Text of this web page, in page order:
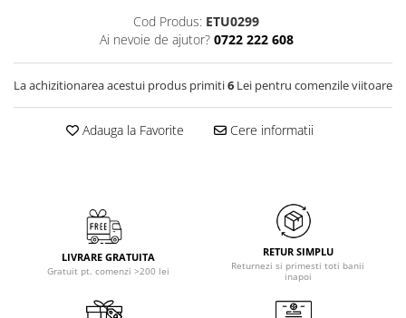
Cod Produs: ETU0299
Ai nevoie de ajutor? 0722 222 608
La achizitionarea acestui produs primiti6 Lei pentru comenzile viitoare
Adauga la Favorite Cere informatii
LIVRARE GRATUITA
Gratuit pt. comenzi >200 lei
RETUR SIMPLU
Returnezi si primesti toti banii
inapoi